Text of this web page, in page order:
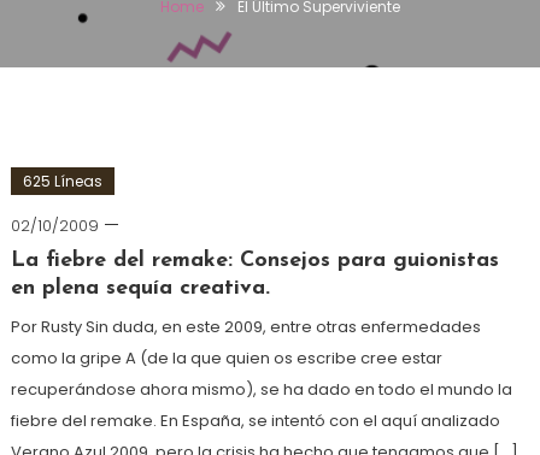
Home El Último Superviviente
625 Líneas
02/10/2009
La fiebre del remake: Consejos para guionistas
en plena sequía creativa.
Por Rusty Sin duda, en este 2009, entre otras enfermedades
como la gripe A (de la que quien os escribe cree estar
recuperándose ahora mismo), se ha dado en todo el mundo la
fiebre del remake. En España, se intentó con el aquí analizado